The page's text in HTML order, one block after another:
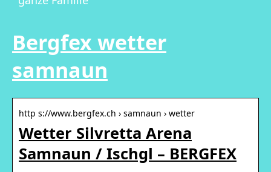
Bergfex wetter
samnaun
http s://www.bergfex.ch › samnaun › wetter
Wetter Silvretta Arena
Samnaun / Ischgl – BERGFEX